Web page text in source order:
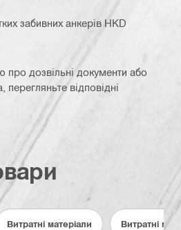
забивних анкерів HKD
дозвільні документи або
перегляньте відповідні
Витратні матеріали Витратні